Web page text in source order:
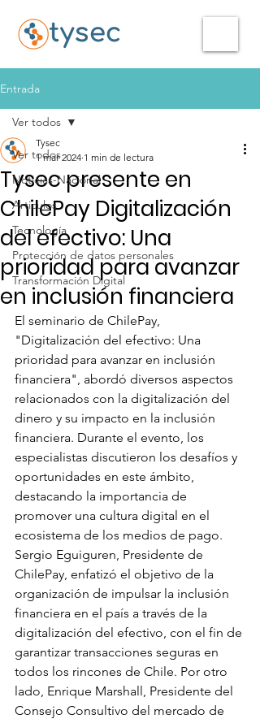
Entrada
Ver todos
Noticias-Nacional
Articulos
Tecnología
Protección de datos personales
Transformación Digital
Ver todos
Tysec presente en
ChilePay Digitalización
del efectivo: Una
prioridad para avanzar
en inclusión financiera
Tysec
1 mar 2024 1 min de lectura
El seminario de ChilePay,
"Digitalización del efectivo: Una
prioridad para avanzar en inclusión
financiera", abordó diversos aspectos
relacionados con la digitalización del
dinero y su impacto en la inclusión
financiera. Durante el evento, los
especialistas discutieron los desafíos y
oportunidades en este ámbito,
destacando la importancia de
promover una cultura digital en el
ecosistema de los medios de pago.
Sergio Eguiguren, Presidente de
ChilePay, enfatizó el objetivo de la
organización de impulsar la inclusión
financiera en el país a través de la
digitalización del efectivo, con el fin de
garantizar transacciones seguras en
todos los rincones de Chile. Por otro
lado, Enrique Marshall, Presidente del
Consejo Consultivo del mercado de